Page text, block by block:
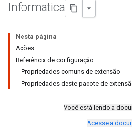
Informatica
Nesta página
Ações
Referência de configuração
Propriedades comuns de extensão
Propriedades deste pacote de
Você está lendo a
Acesse a